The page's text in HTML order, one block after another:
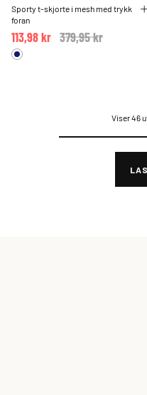
Sporty t-skjorte i mesh med trykk
foran
Price reduced from
379,95 kr
113,98 kr
Viser 46